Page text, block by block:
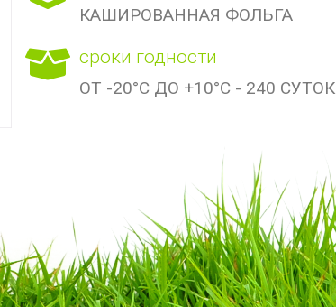
КАШИРОВАННАЯ ФОЛЬГА
сроки годности
ОТ -20°С ДО +10°С - 240 СУТОК